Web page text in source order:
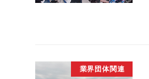
業界団体関連